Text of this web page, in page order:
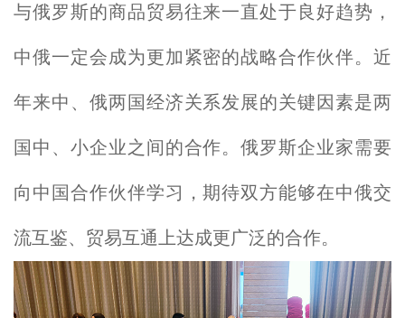
与俄罗斯的商品贸易往来一直处于良好趋势，
中俄一定会成为更加紧密的战略合作伙伴。近
年来中、俄两国经济关系发展的关键因素是两
国中、小企业之间的合作。俄罗斯企业家需要
向中国合作伙伴学习，期待双方能够在中俄交
流互鉴、贸易互通上达成更广泛的合作。